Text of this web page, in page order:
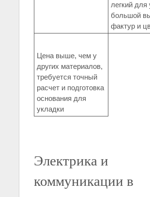
легкий для
большой
фактур и
Цена выше, чем у
других материалов,
требуется точный
расчет и подготовка
основания для
укладки
Электрика и
коммуникации в